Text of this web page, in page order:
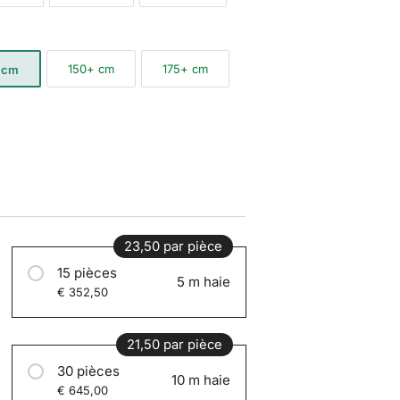
150+ cm 175+ cm
23,50 par pièce
15 pièces
€ 352,50
5 m haie
21,50 par pièce
30 pièces
€ 645,00
10 m haie